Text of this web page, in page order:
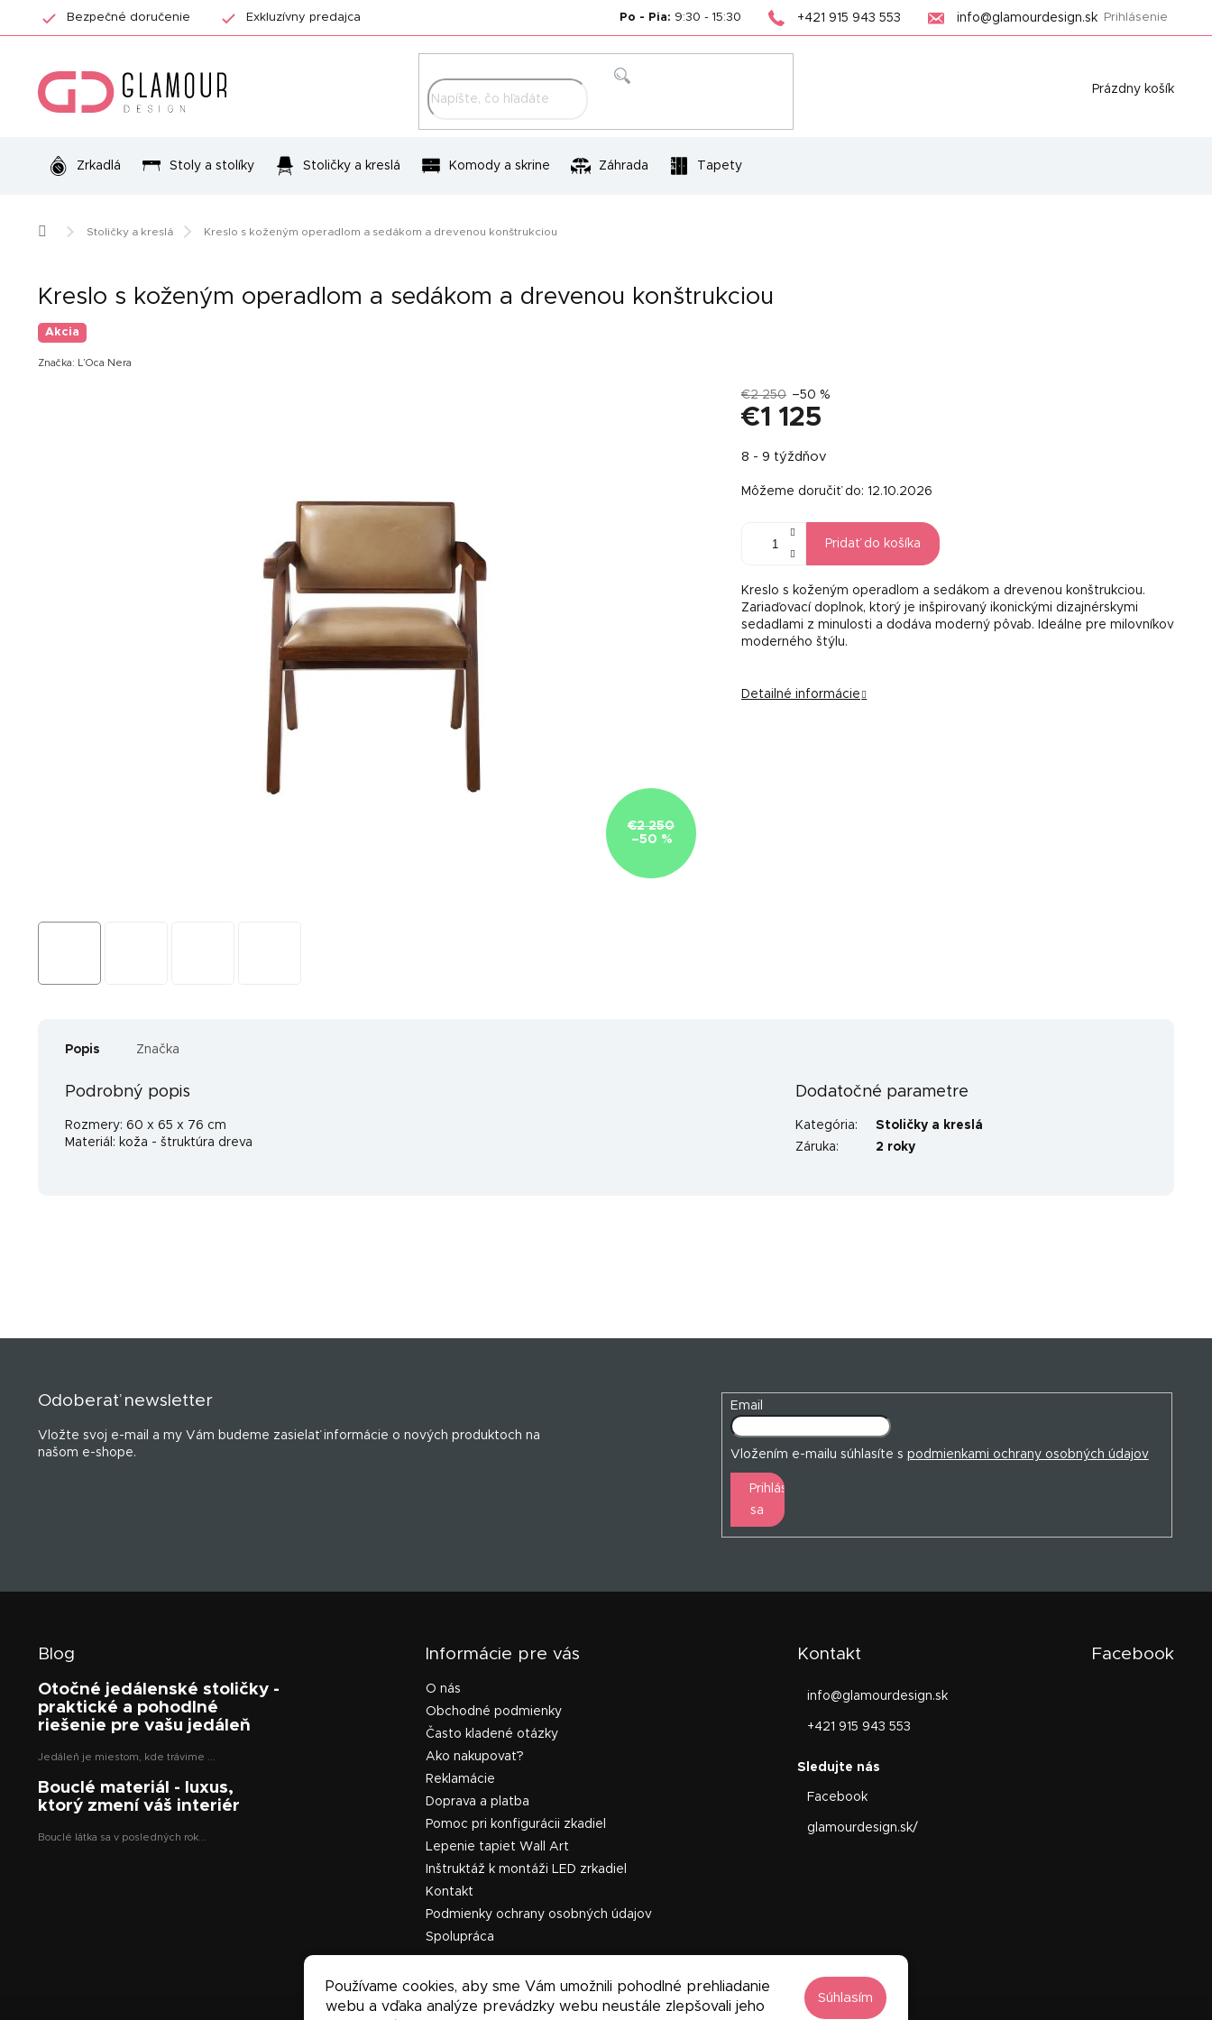
Používame cookies, aby sme Vám umožnili pohodlné prehliadanie
webu a vďaka analýze prevádzky webu neustále zlepšovali jeho
Súhlasím
Bezpečné doručenie Exkluzívny predajca Po - Pia: 9:30 - 15:30 +421 915 943 553 info@glamourdesign.sk Prihlásenie
Nákupný
Prázdny košík
Zrkadlá Stoly a stolíky Stoličky a kreslá Komody a skrine Záhrada Tapety
DomovStoličky a kreslá Kreslo s koženým operadlom a sedákom a drevenou konštrukciou
Kreslo s koženým operadlom a sedákom a drevenou konštrukciou
Akcia
Značka: L’Oca Nera
€2 250
–50 %
€2 250 –50 %
€1 125
cena:
8 - 9 týždňov
Môžeme doručiť do: 12.10.2026
Pridať do košíka
Kreslo s koženým operadlom a sedákom a drevenou konštrukciou.
Zariaďovací doplnok, ktorý je inšpirovaný ikonickými dizajnérskymi
sedadlami z minulosti a dodáva moderný pôvab. Ideálne pre milovníkov
moderného štýlu.
Detailné informácie
Popis Značka
Podrobný popis
Rozmery: 60 x 65 x 76 cm
Materiál: koža - štruktúra dreva
Dodatočné parametre
Kategória:
Stoličky a kreslá
Záruka: 2 roky
Odoberať newsletter
Vložte svoj e-mail a my Vám budeme zasielať informácie o nových produktoch na
našom e-shope.
Email
Vložením e-mailu súhlasíte s podmienkami ochrany osobných údajov
Prihlásiť
sa
Blog
Otočné jedálenské stoličky -
praktické a pohodlné
riešenie pre vašu jedáleň
Jedáleň je miestom, kde trávime ...
Bouclé materiál - luxus,
ktorý zmení váš interiér
Bouclé látka sa v posledných rok...
Informácie pre vás
O nás
Obchodné podmienky
Často kladené otázky
Ako nakupovať?
Reklamácie
Doprava a platba
Pomoc pri konfigurácii zkadiel
Lepenie tapiet Wall Art
Inštruktáž k montáži LED zrkadiel
Kontakt
Podmienky ochrany osobných údajov
Spolupráca
Kontakt
info@glamourdesign.sk
+421 915 943 553
Facebook
glamourdesign.sk/
Facebook